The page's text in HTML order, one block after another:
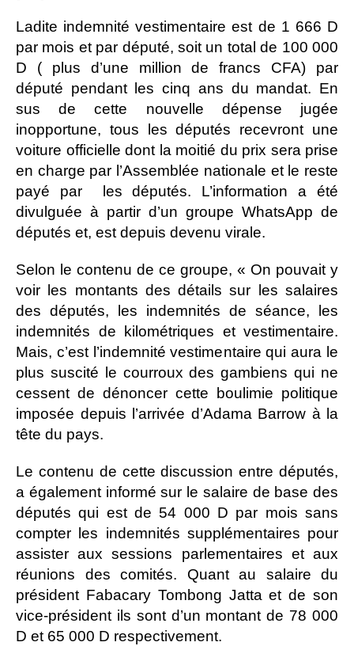
Ladite indemnité vestimentaire est de 1 666 D
par mois et par député, soit un total de 100 000
D ( plus d’une million de francs CFA) par
député pendant les cinq ans du mandat. En
sus de cette nouvelle dépense jugée
inopportune, tous les députés recevront une
voiture officielle dont la moitié du prix sera prise
en charge par l’Assemblée nationale et le reste
payé par les députés. L’information a été
divulguée à partir d’un groupe WhatsApp de
députés et, est depuis devenu virale.
Selon le contenu de ce groupe, « On pouvait y
voir les montants des détails sur les salaires
des députés, les indemnités de séance, les
indemnités de kilométriques et vestimentaire.
Mais, c’est l’indemnité vestimentaire qui aura le
plus suscité le courroux des gambiens qui ne
cessent de dénoncer cette boulimie politique
imposée depuis l’arrivée d’Adama Barrow à la
tête du pays.
Le contenu de cette discussion entre députés,
a également informé sur le salaire de base des
députés qui est de 54 000 D par mois sans
compter les indemnités supplémentaires pour
assister aux sessions parlementaires et aux
réunions des comités. Quant au salaire du
président Fabacary Tombong Jatta et de son
vice-président ils sont d’un montant de 78 000
D et 65 000 D respectivement.